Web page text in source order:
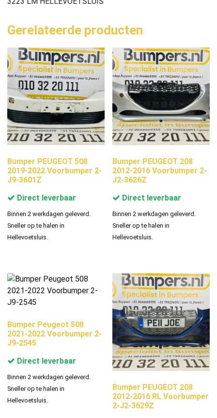
Gerelateerde producten
Bumper PEUGEOT 508
2019-2022 Voorbumper 2-
J9-3601Z
Direct leverbaar
Binnen 2 werkdagen geleverd.
Sneller op te halen in
Hellevoetsluis.
Bumper PEUGEOT 208
2012-2016 Voorbumper 2-
J2-3626Z
Direct leverbaar
Binnen 2 werkdagen geleverd.
Sneller op te halen in
Hellevoetsluis.
Bumper Peugeot 508
2021-2022 Voorbumper 2-
J9-2545
Direct leverbaar
Binnen 2 werkdagen geleverd.
Sneller op te halen in
Hellevoetsluis.
Bumper PEUGEOT 208
2012-2016 RL Voorbumper
2-J2-3629Z